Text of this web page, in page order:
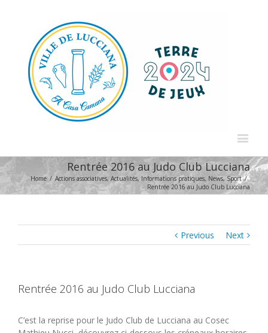
Rentrée 2016 au Judo Club Lucciana
Home / Actions associatives,Actualités, Informations pratiques, News, Sport /
Rentrée 2016 au Judo Club Lucciana
Previous Next
Rentrée 2016 au Judo Club Lucciana
C’est la reprise pour le Judo Club de Lucciana au Cosec